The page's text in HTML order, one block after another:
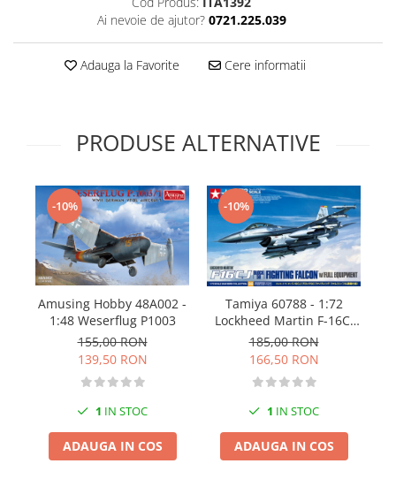
Technical Paint
Contrast Paint
Green Stuff World
Special Effects
Inks
Diluanti, lacuri si auxiliare
Primer
Pigmenti Super Metalici
Fluorescent Paints
Chrome Paints
Dipping Inks
Pigmenti Glow In The Dark
Flexible Paint
Vopsele Metalice
Trench Crusade
Warhammer The Old World
Figurine Colectionabile
Ai nevoie de ajutor? 0721.225.039
Adauga la Favorite Cere informatii
PRODUSE ALTERNATIVE
-10%
Amusing Hobby 48A002 -
1:48 Weserflug P1003
155,00 RON
139,50 RON
1 IN STOC
ADAUGA IN COS
-10%
Tamiya 60788 - 1:72
Lockheed Martin F-16CJ
[Block 50] Fighting Falcon
(full equipment) - 1 figure
185,00 RON
166,50 RON
1 IN STOC
ADAUGA IN COS